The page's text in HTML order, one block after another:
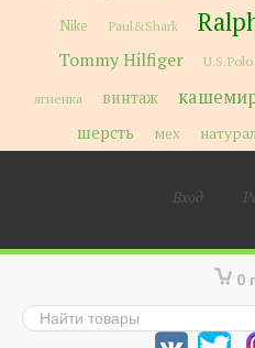
Nike
Paul&Shark
Tommy Hilfiger
ягненка
винтаж
шерсть
мех
Вход
0